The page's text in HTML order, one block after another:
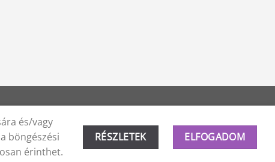
és/vagy
böngészési
érinthet.
RÉSZLETEK ELFOGADOM